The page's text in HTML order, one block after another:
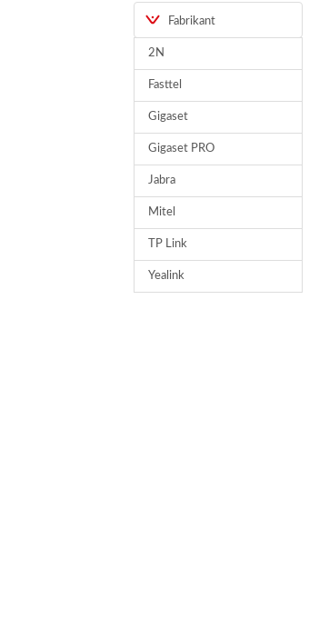
Fabrikant
2N
Fasttel
Gigaset
Gigaset PRO
Jabra
Mitel
TP Link
Yealink